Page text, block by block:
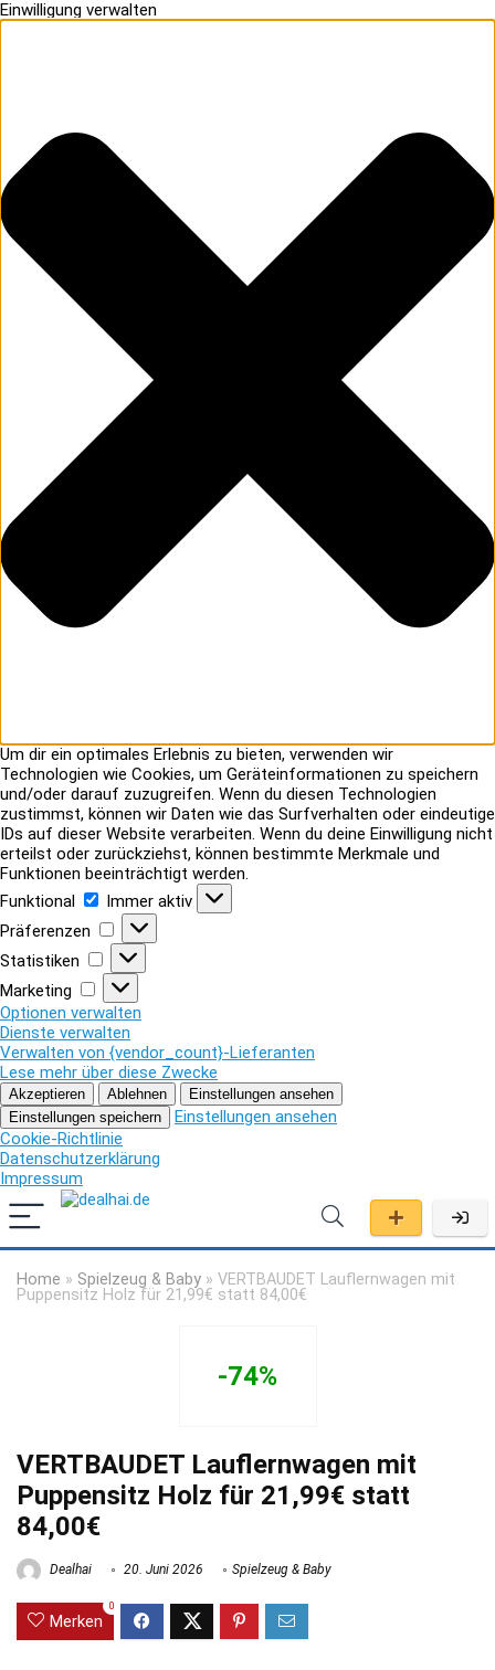
Einwilligung verwalten
Um dir ein optimales Erlebnis zu bieten, verwenden wir
Technologien wie Cookies, um Geräteinformationen zu speichern
und/oder darauf zuzugreifen. Wenn du diesen Technologien
zustimmst, können wir Daten wie das Surfverhalten oder eindeutige
IDs auf dieser Website verarbeiten. Wenn du deine Einwilligung nicht
erteilst oder zurückziehst, können bestimmte Merkmale und
Funktionen beeinträchtigt werden.
Funktional
Funktional
Immer aktiv
Präferenzen
Präferenzen
Statistiken
Statistiken
Marketing
Marketing
Optionen verwalten
Dienste verwalten
Verwalten von {vendor_count}-Lieferanten
Lese mehr über diese Zwecke
Akzeptieren Ablehnen
Einstellungen ansehen
Einstellungen speichern
Einstellungen ansehen
Cookie-Richtlinie
Datenschutzerklärung
Impressum
Home » Spielzeug & Baby » VERTBAUDET Lauflernwagen mit
Puppensitz Holz für 21,99€ statt 84,00€
-74%
VERTBAUDET Lauflernwagen mit
Puppensitz Holz für 21,99€ statt
84,00€
Dealhai 20. Juni 2026 Spielzeug & Baby
Merken
0